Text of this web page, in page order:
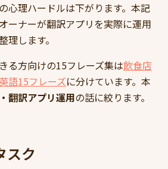
心理ハードルは下がります。本記
ーナーが翻訳アプリを実際に運用
理します。
る方向けの15フレーズ集は飲食店
語15フレーズに分けています。本
翻訳アプリ運用の話に絞ります。
スク